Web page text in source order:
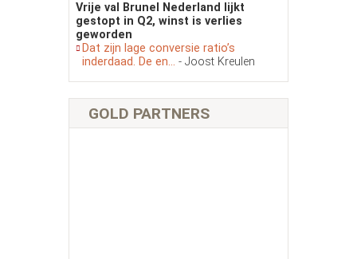
Vrije val Brunel Nederland lijkt
gestopt in Q2, winst is verlies
geworden
Dat zijn lage conversie ratio’s
inderdaad. De en... - Joost Kreulen
GOLD PARTNERS